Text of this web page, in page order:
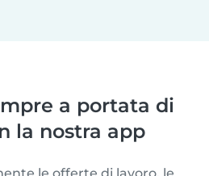
a portata di
la nostra app
le offerte di lavoro, le